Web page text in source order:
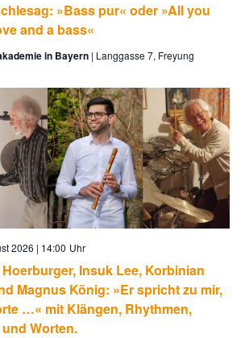
»Bass pur« oder »All you
and a bass«
in Bayern Langgasse 7, Freyung
Insuk Lee, Korbinian
Magnus König: »Er spricht zu mir,
…« mit Klängen, Rhythmen,
Worten.
2026 | 14:00